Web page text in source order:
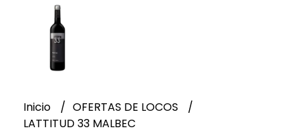
Inicio
OFERTAS DE LOCOS
LATTITUD 33 MALBEC